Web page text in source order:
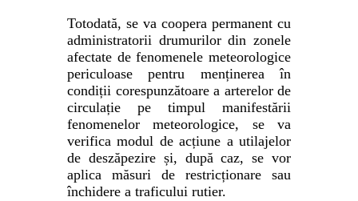
Totodată, se va coopera permanent cu
administratorii drumurilor din zonele
afectate de fenomenele meteorologice
periculoase pentru menținerea în
condiții corespunzătoare a arterelor de
circulație pe timpul manifestării
fenomenelor meteorologice, se va
verifica modul de acțiune a utilajelor
de deszăpezire și, după caz, se vor
aplica măsuri de restricționare sau
închidere a traficului rutier.